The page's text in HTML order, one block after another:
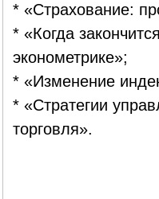
* «Страхование:
* «Когда
эконометрике»;
* «Изменение
* «Стратегии
торговля».